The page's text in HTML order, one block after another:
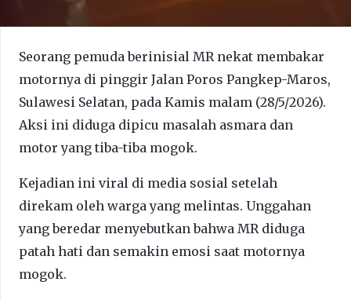
Seorang pemuda berinisial MR nekat membakar
motornya di pinggir Jalan Poros Pangkep-Maros,
Sulawesi Selatan, pada Kamis malam (28/5/2026).
Aksi ini diduga dipicu masalah asmara dan
motor yang tiba-tiba mogok.
Kejadian ini viral di media sosial setelah
direkam oleh warga yang melintas. Unggahan
yang beredar menyebutkan bahwa MR diduga
patah hati dan semakin emosi saat motornya
mogok.